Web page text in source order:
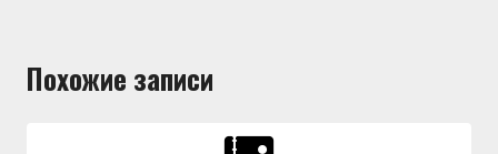
Похожие записи